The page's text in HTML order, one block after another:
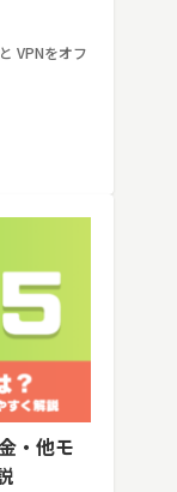
VPNをオフ
・他モ